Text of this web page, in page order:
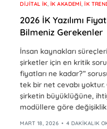
DIJITAL İK, İK AKADEMI, İK
2026 İK Yazılımı
Bilmeniz Gerekenler
İnsan kaynakları
şirketler için en kritik
fiyatları ne kadar?”
tek bir net cevabı yoktur.
şirketin büyüklüğüne,
modüllere göre
MART 18, 2026 4 DAKIKALIK